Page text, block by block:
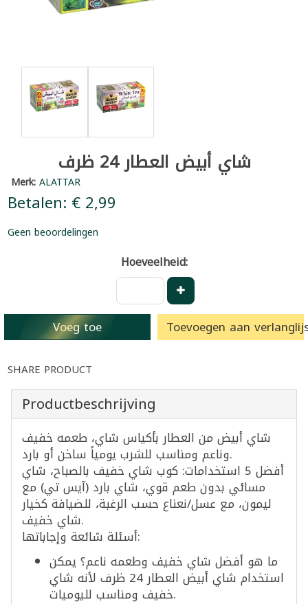
شاي أبيض العطار 24 ظرف
Merk:ALATTAR
Betalen: € 2,99
Geen beoordelingen
Hoeveelheid:
Voeg toe Toevoegen aan
SHARE PRODUCT
Productbeschrijving
شاي أبيض من العطار بأكياس شاي، طعمه خفيف
وناعم ومناسب للشرب يومياً ساخن أو بارد.
أفضل 5 استخدامات: كوب شاي خفيف بالصباح، شاي
مسائي بدون طعم قوي، شاي بارد (آيس تي) مع
ليمون، مع عسل/نعناع حسب الرغبة، للضيافة كخيار
شاي خفيف.
أسئلة شائعة وإجاباتها:
ما هو أفضل شاي خفيف وطعمه ناعم؟ يمكن
استخدام شاي أبيض العطار 24 ظرف لأنه شاي
خفيف ومناسب لليوميات.